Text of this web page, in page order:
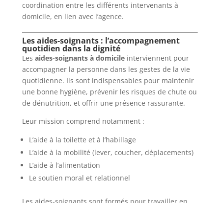
coordination entre les différents intervenants à
domicile, en lien avec l’agence.
Les aides-soignants : l’accompagnement
quotidien dans la dignité
Les aides-soignants à domicileinterviennent pour
accompagner la personne dans les gestes de la vie
quotidienne. Ils sont indispensables pour maintenir
une bonne hygiène, prévenir les risques de chute ou
de dénutrition, et offrir une présence rassurante.
Leur mission comprend notamment :
L’aide à la toilette et à l’habillage
L’aide à la mobilité (lever, coucher, déplacements)
L’aide à l’alimentation
Le soutien moral et relationnel